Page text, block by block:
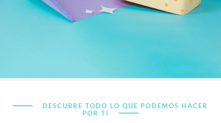
DESCUBRE TODO LO QUE PODEMOS HACER
POR TI